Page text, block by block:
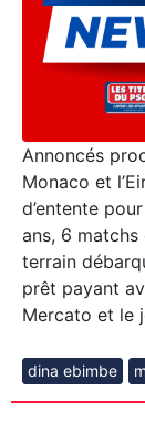
Annoncés
Monaco et
d’entente
ans, 6 matchs
terrain
prêt payant
Mercato et le
dina ebimbe